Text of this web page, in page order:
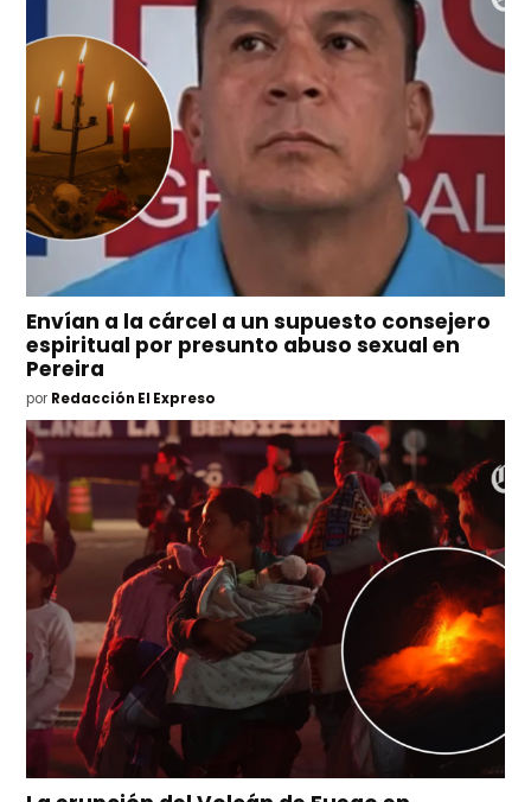
Envían a la cárcel a un supuesto consejero
espiritual por presunto abuso sexual en
Pereira
por Redacción El Expreso